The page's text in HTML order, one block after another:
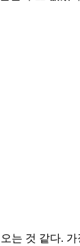
것 같다.